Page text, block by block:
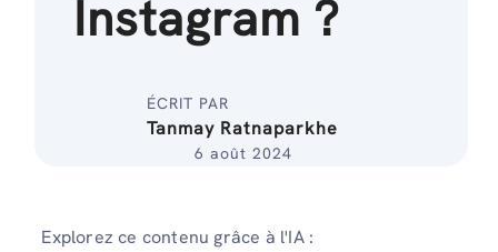
Instagram ?
ÉCRIT PAR
Tanmay Ratnaparkhe
6 août 2024
Explorez ce contenu grâce à l'IA :